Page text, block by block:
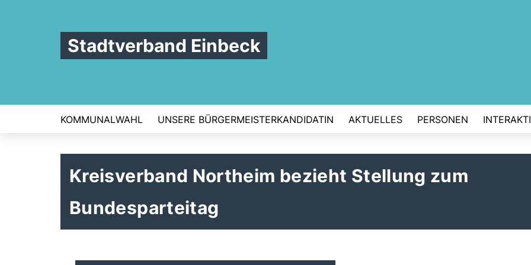
Stadtverband Einbeck
KOMMUNALWAHL UNSERE BÜRGERMEISTERKANDIDATIN AKTUELLES PERSONEN
Kreisverband Northeim bezieht Stellung zum
Bundesparteitag